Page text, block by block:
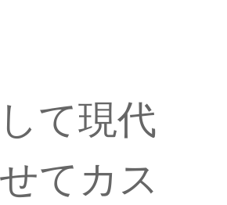
て現代
てカス